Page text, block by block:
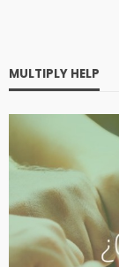
MULTIPLY HELP